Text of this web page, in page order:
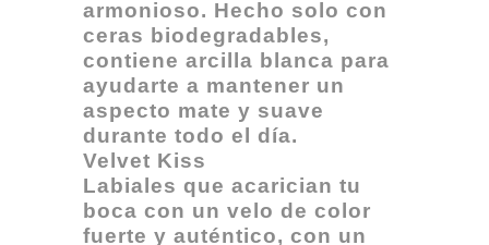
armonioso. Hecho solo con
ceras biodegradables,
contiene arcilla blanca para
ayudarte a mantener un
aspecto mate y suave
durante todo el día.
Velvet Kiss
Labiales que acarician tu
boca con un velo de color
fuerte y auténtico, con un